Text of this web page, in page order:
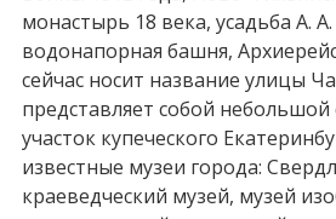
монастырь 18 века, усадьба А.
водонапорная башня,
сейчас носит название улицы
представляет собой
участок купеческого
известные музеи города:
краеведческий музей, музей